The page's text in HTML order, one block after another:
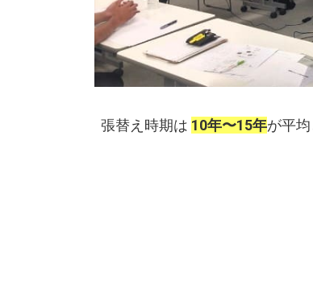
張替え時期は 10年〜15年が平均